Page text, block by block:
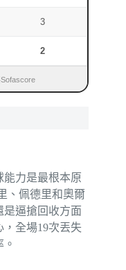
3
2
力是最根本原
、佩德里和奧爾
是逼搶回收方面
全場19次丟失